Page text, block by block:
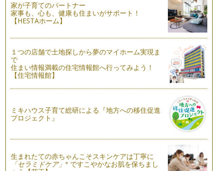
年賀状にも役立つ！美しい宛名で印象UP
手紙を見た時まず目に入るのが宛名。宛名が丁寧かどうかが、
出した人の印象を左右すると言っても…
書きやすい筆記具と正しい姿勢・持ち方で美文字に近づく！
いざ字の練習を始めたけれども、思うように書けない…そんな
時には、使っている筆…
育児で忙しくても美文字になれる！文章がグッときれいに見え
結婚や出産を経て、手書きで文字を書く機会が増えたという方
も多いはず。でも、きれいに書きたい…
家が子育てのパートナー
家事も、心も、健康も住まいがサポート！
【HESTAホーム】
１つの店舗で土地探しから夢のマイホーム実現ま
で
住まい情報満載の住宅情報館へ行ってみよう！
【住宅情報館】
ミキハウス子育て総研による『地方への移住促進
プロジェクト』
生まれたての赤ちゃんこそスキンケアは丁寧に
「セラミドケア」※ ですこやかなお肌を保ちまし